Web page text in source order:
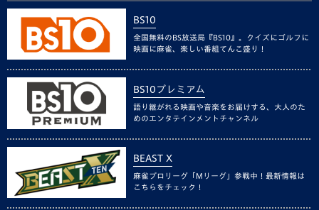
BS10
全国無料のBS放送局『BS10』。クイズにゴルフに
映画に麻雀、楽しい番組てんこ盛り！
BS10プレミアム
語り継がれる映画や音楽をお届けする、大人のた
めのエンタテインメントチャンネル
BEAST X
麻雀プロリーグ「Mリーグ」参戦中！最新情報は
こちらをチェック！